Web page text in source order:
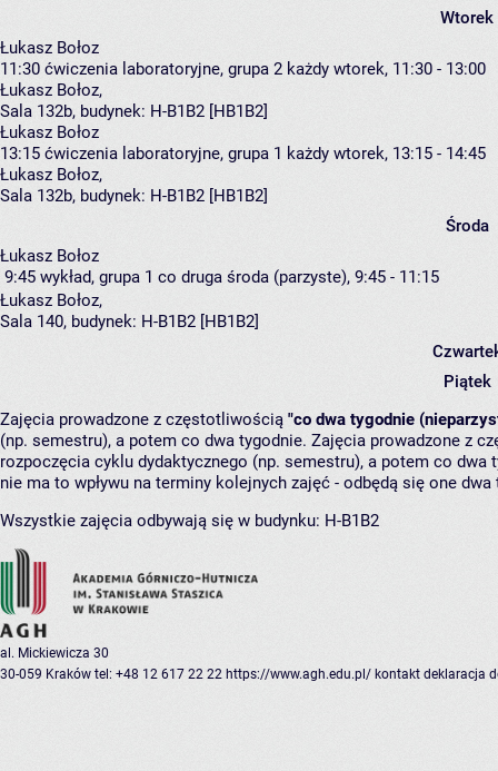
Wtorek
Łukasz Bołoz
11:30 ćwiczenia laboratoryjne, grupa 2 każdy wtorek, 11:30 - 13:00
Łukasz Bołoz,
Sala 132b, budynek: H-B1B2 [HB1B2]
Łukasz Bołoz
13:15 ćwiczenia laboratoryjne, grupa 1 każdy wtorek, 13:15 - 14:45
Łukasz Bołoz,
Sala 132b, budynek: H-B1B2 [HB1B2]
Środa
Łukasz Bołoz
9:45 wykład, grupa 1 co druga środa (parzyste), 9:45 - 11:15
Łukasz Bołoz,
Sala 140, budynek: H-B1B2 [HB1B2]
Piątek
Zajęcia prowadzone z częstotliwością "co dwa tygodnie
(np. semestru), a potem co dwa tygodnie. Zajęcia prowadzone z
rozpoczęcia cyklu dydaktycznego (np. semestru), a potem co
nie ma to wpływu na terminy kolejnych zajęć - odbędą się one
Wszystkie zajęcia odbywają się w budynku: H-B1B2
al. Mickiewicza 30
30-059 Kraków tel: +48 12 617 22 22 https://www.agh.edu.pl/ kontakt deklaracja